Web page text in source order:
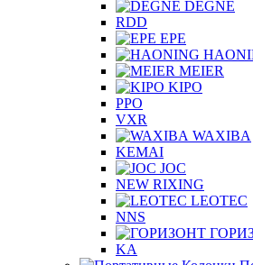
DEGNE
RDD
EPE
MEIER
KIPO
PPO
VXR
WAXIBA
KEMAI
JOC
NEW RIXING
LEOTEC
NNS
KA